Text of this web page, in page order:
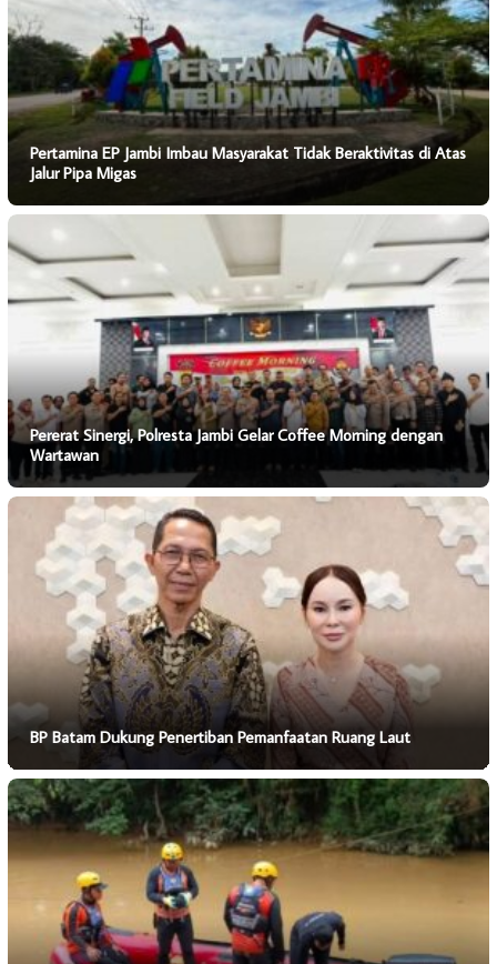
Pertamina EP Jambi Imbau Masyarakat Tidak Beraktivitas di Atas
Jalur Pipa Migas
Pererat Sinergi, Polresta Jambi Gelar Coffee Morning dengan
Wartawan
BP Batam Dukung Penertiban Pemanfaatan Ruang Laut